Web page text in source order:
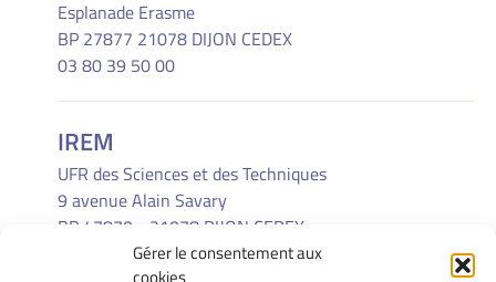
Gérer le consentement aux
Esplanade Erasme
BP 27877 21078 DIJON CEDEX
03 80 39 50 00
IREM
UFR des Sciences et des Techniques
9 avenue Alain Savary
BP 47870 - 21078 DIJON CEDEX
(33) 03 80 39 52 30